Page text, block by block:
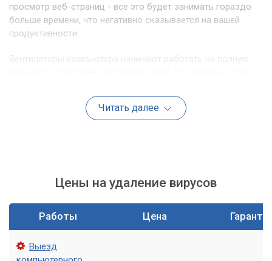
просмотр веб-страниц - все это будет занимать гораздо
больше времени, что негативно сказывается на вашей
продуктивности.
постоянной нагрузки, вызванной майнингом.
приводит к значительному увеличению потребления
электроэнергии. Вы можете заметить, что ваши счета за
электричество необъяснимо выросли. Это прямые
финансовые потери, которые несет пользователь из-за
скрытой деятельности вредоносной программы.
Читать далее
Цены на удаление вирусов
Работы Цена
Выезд